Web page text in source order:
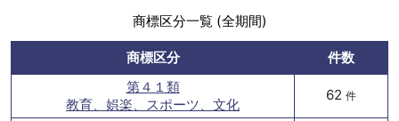
商標区分一覧 (全期間)
商標区分
件数
第４１類
教育、娯楽、スポーツ、文化
62 件